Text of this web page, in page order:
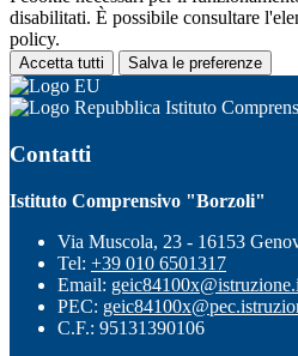
disabilitati. È possibile consultare
policy.
Accetta tutti Salva le preferenze
Istituto
Contatti
Istituto Comprensivo "Borzoli"
Via Muscola, 23 - 16153
Tel: +39 010 6501317
Email:
PEC:
C.F.: 95131390106